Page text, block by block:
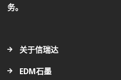
务。
关于信瑞达
EDM石墨